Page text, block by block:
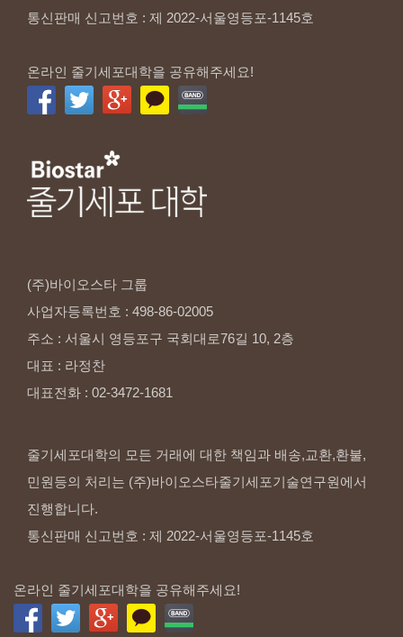
통신판매 신고번호 : 제 2022-서울영등포-1145호
온라인 줄기세포대학을 공유해주세요!
(주)바이오스타 그룹
사업자등록번호 : 498-86-02005
주소 : 서울시 영등포구 국회대로76길 10, 2층
대표 : 라정찬
대표전화 : 02-3472-1681
줄기세포대학의 모든 거래에 대한 책임과 배송,교환,환불,
민원등의 처리는 (주)바이오스타줄기세포기술연구원에서
진행합니다.
통신판매 신고번호 : 제 2022-서울영등포-1145호
온라인 줄기세포대학을 공유해주세요!